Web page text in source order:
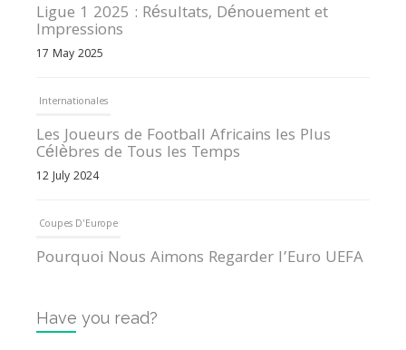
Ligue 1 2025 : Résultats, Dénouement et
Impressions
17 May 2025
Internationales
Les Joueurs de Football Africains les Plus
Célèbres de Tous les Temps
12 July 2024
Coupes D'Europe
Pourquoi Nous Aimons Regarder l’Euro UEFA
Internationales
Have you read?